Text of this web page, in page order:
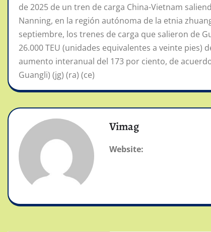
de 2025 de un tren de carga China-Vietnam
Nanning, en la región autónoma de la etnia
septiembre, los trenes de carga que salieron de
26.000 TEU (unidades equivalentes a veinte
aumento interanual del 173 por ciento, de
Guangli) (jg) (ra) (ce)
Vimag
Website: